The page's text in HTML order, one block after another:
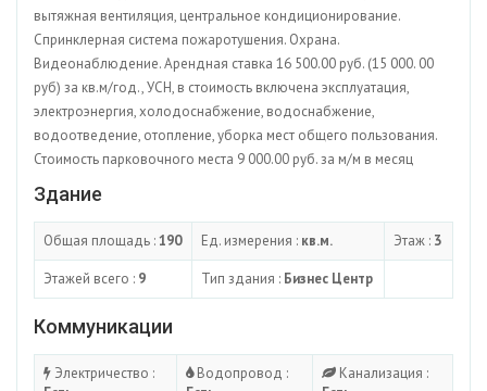
вытяжная вентиляция, центральное кондиционирование.
Спринклерная система пожаротушения. Охрана.
Видеонаблюдение. Арендная ставка 16 500.00 руб. (15 000. 00
руб) за кв.м/год., УСН, в стоимость включена эксплуатация,
электроэнергия, холодоснабжение, водоснабжение,
водоотведение, отопление, уборка мест общего пользования.
Стоимость парковочного места 9 000.00 руб. за м/м в месяц
Здание
Общая площадь :190 Ед. измерения : кв.м. Этаж : 3
Этажей всего : 9 Тип здания : Бизнес Центр
Коммуникации
Электричество :
Водопровод :
Канализация :